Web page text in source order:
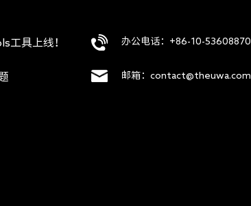
工具上线！ 办公电话：+86-10-53608870
邮箱：contact@theuwa.com